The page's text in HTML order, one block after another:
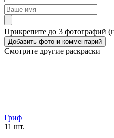
Прикрепите до 3 фотографий
Смотрите другие раскраски
Гриф
11 шт.